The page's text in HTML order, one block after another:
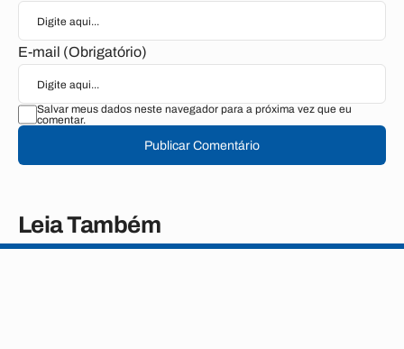
E-mail (Obrigatório)
Salvar meus dados neste navegador para a próxima vez que eu
comentar.
Publicar Comentário
Leia Também